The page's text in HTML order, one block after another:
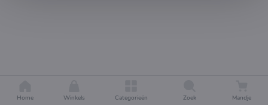
Home Winkels Categorieën Zoek Mandje